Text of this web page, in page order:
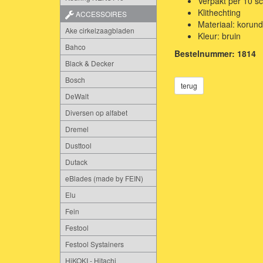
ACCESSOIRES
Ake cirkelzaagbladen
Bahco
Black & Decker
Bosch
DeWalt
Diversen op alfabet
Dremel
Dusttool
Dutack
eBlades (made by FEIN)
Elu
Fein
Festool
Festool Systainers
HiKOKI - Hitachi
Klithechting
Materiaal: korund
Kleur: bruin
Bestelnummer: 1814
terug